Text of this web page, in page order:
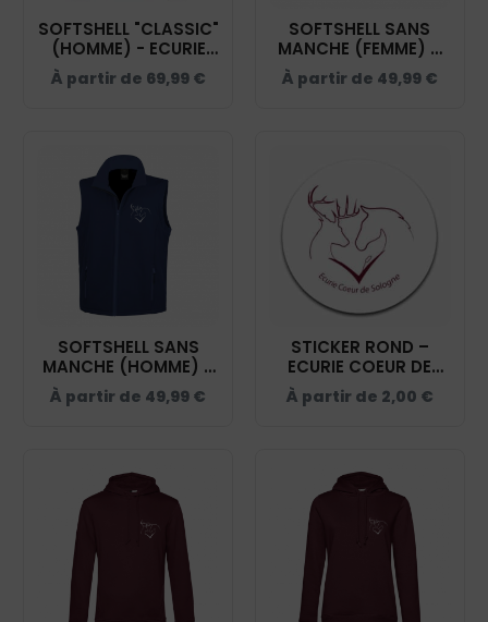
SOFTSHELL "CLASSIC"
(HOMME) - ECURIE
COEUR DE SOLOGNE
- NAVY - 0200912
À partir de 69,99 €
SOFTSHELL SANS
MANCHE (FEMME) –
ECURIE COEUR DE
SOLOGNE - NAVY -
À partir de 49,99 €
SOFTSHELL SANS
MANCHE (HOMME) –
ECURIE COEUR DE
SOLOGNE - NAVY -
À partir de 49,99 €
STICKER ROND –
ECURIE COEUR DE
SOLOGNE – STI001
À partir de 2,00 €